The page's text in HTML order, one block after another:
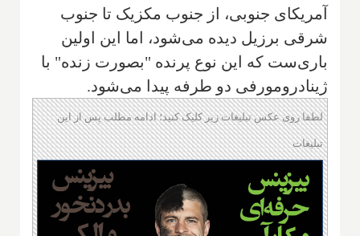
آمریکای جنوبی، از جنوب مکزیک تا جنوب
شرقی برزیل دیده می‌شود، اما این اولین
باری‌ست که این نوع پرنده "بصورت زنده" با
ژینادرومورفی دو طرفه پیدا می‌شود.
لطفا روی عکس تبلیغات زیر کلیک کنید؛ ادامه مطلب پس از این
تبلیغات